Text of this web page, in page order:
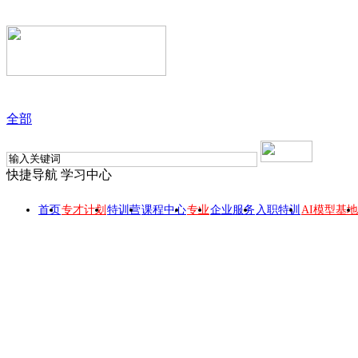
全部
快捷导航 学习中心
首页专才计划 特训营课程中心专业企业服务 入职特训 AI模型基地